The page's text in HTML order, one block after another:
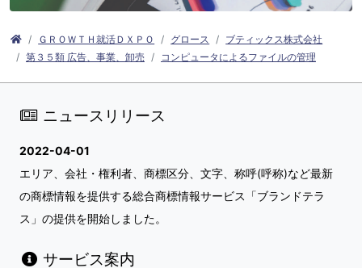
ＧＲＯＷＴＨ就活ＤＸＰＯ グロース
ブティックス株式会社
第３５類 広告、事業、卸売
コンピュータによるファイルの管理
ニュースリリース
2022-04-01
エリア、会社・権利者、商標区分、文字、称呼(呼称)など最新
の商標情報を提供する総合商標情報サービス「ブランドテラ
ス」の提供を開始しました。
サービス案内